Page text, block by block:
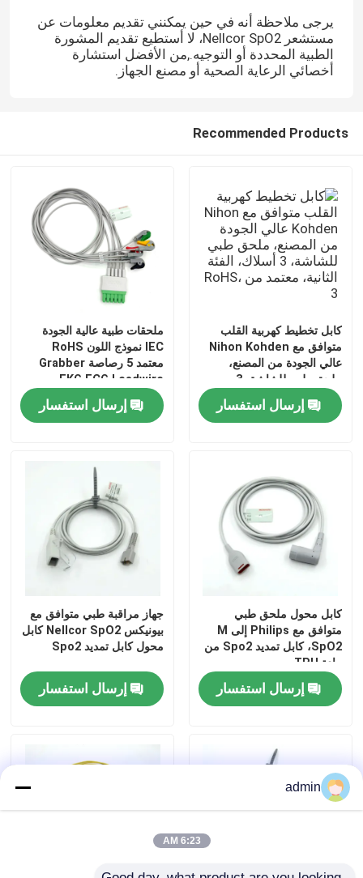
منزل
حول بنا
يرجى ملاحظة أنه في حين يمكنني تقديم معلومات عن
مستشعر Nellcor SpO2، لا أستطيع تقديم المشورة
الطبية المحددة أو التوجيه.,من الأفضل استشارة
أخصائي الرعاية الصحية أو مصنع الجهاز.
Recommended Products
كابل تخطيط كهربية القلب
متوافق مع Nihon Kohden
عالي الجودة من المصنع،
ملحق طبي للشاشة، 3
أسلاك، الفئة الثانية، معتمد من
RoHS، 3إرسال استفسار
ملحقات طبية عالية الجودة
IEC نموذج اللون RoHS
معتمد 5 رصاصة Grabber
EKG ECG Leadwire
للمريض الطبي
إرسال استفسار
كابل محول ملحق طبي
متوافق مع Philips إلى M
SpO2، كابل تمديد Spo2 من
مادة TPU
إرسال استفسار
جهاز مراقبة طبي متوافق مع
بيونيكس Nellcor SpO2 كابل
محول كابل تمديد Spo2
إرسال استفسار
admin
6:23 AM